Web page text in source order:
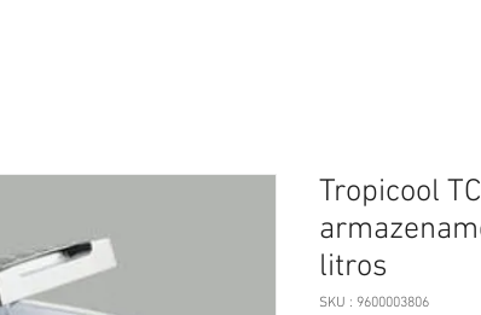
Tropicool
litros
SKU : 9600003806